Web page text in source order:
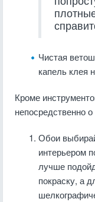
Чистая
капель клея
Кроме
непосредственно
Обои
интерьером
лучше
покраску, а